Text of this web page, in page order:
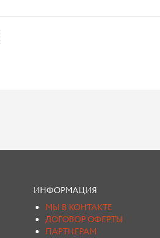
ИНФОРМАЦИЯ
МЫ В КОНТАКТЕ
ДОГОВОР ОФЕРТЫ
ПАРТНЕРАМ